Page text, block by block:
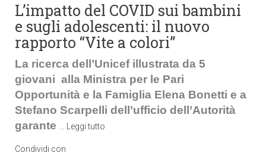
L’impatto del COVID sui bambini
e sugli adolescenti: il nuovo
rapporto “Vite a colori”
La ricerca dell’Unicef illustrata da 5
giovani alla Ministra per le Pari
Opportunità e la Famiglia Elena Bonetti e a
Stefano Scarpelli dell’ufficio dell’Autorità
garante
Leggi tutto
Condividi con